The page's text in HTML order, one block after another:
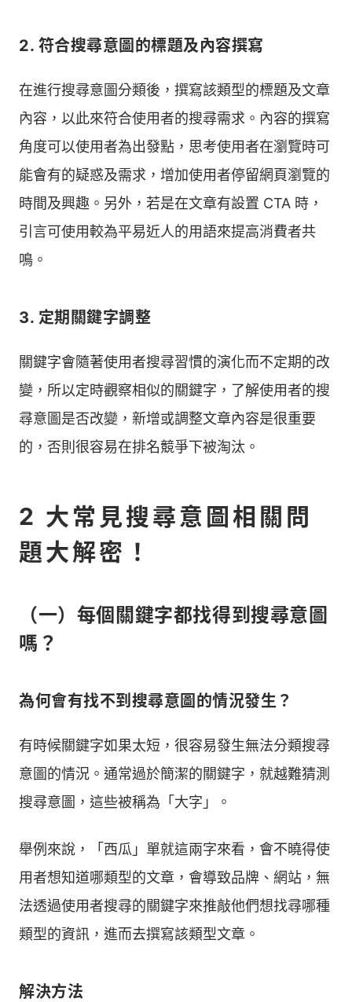
2. 符合搜尋意圖的標題及內容撰寫
在進行搜尋意圖分類後，撰寫該類型的標題及文章
內容，以此來符合使用者的搜尋需求。內容的撰寫
角度可以使用者為出發點，思考使用者在瀏覽時可
能會有的疑惑及需求，增加使用者停留網頁瀏覽的
時間及興趣。另外，若是在文章有設置 CTA 時，
引言可使用較為平易近人的用語來提高消費者共
鳴。
3. 定期關鍵字調整
關鍵字會隨著使用者搜尋習慣的演化而不定期的改
變，所以定時觀察相似的關鍵字，了解使用者的搜
尋意圖是否改變，新增或調整文章內容是很重要
的，否則很容易在排名競爭下被淘汰。
2 大常見搜尋意圖相關問
題大解密！
（一）每個關鍵字都找得到搜尋意圖
嗎？
為何會有找不到搜尋意圖的情況發生？
有時候關鍵字如果太短，很容易發生無法分類搜尋
意圖的情況。通常過於簡潔的關鍵字，就越難猜測
搜尋意圖，這些被稱為「大字」。
舉例來說，「西瓜」單就這兩字來看，會不曉得使
用者想知道哪類型的文章，會導致品牌、網站，無
法透過使用者搜尋的關鍵字來推敲他們想找尋哪種
類型的資訊，進而去撰寫該類型文章。
解決方法